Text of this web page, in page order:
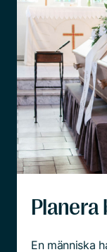
Planera
En människa